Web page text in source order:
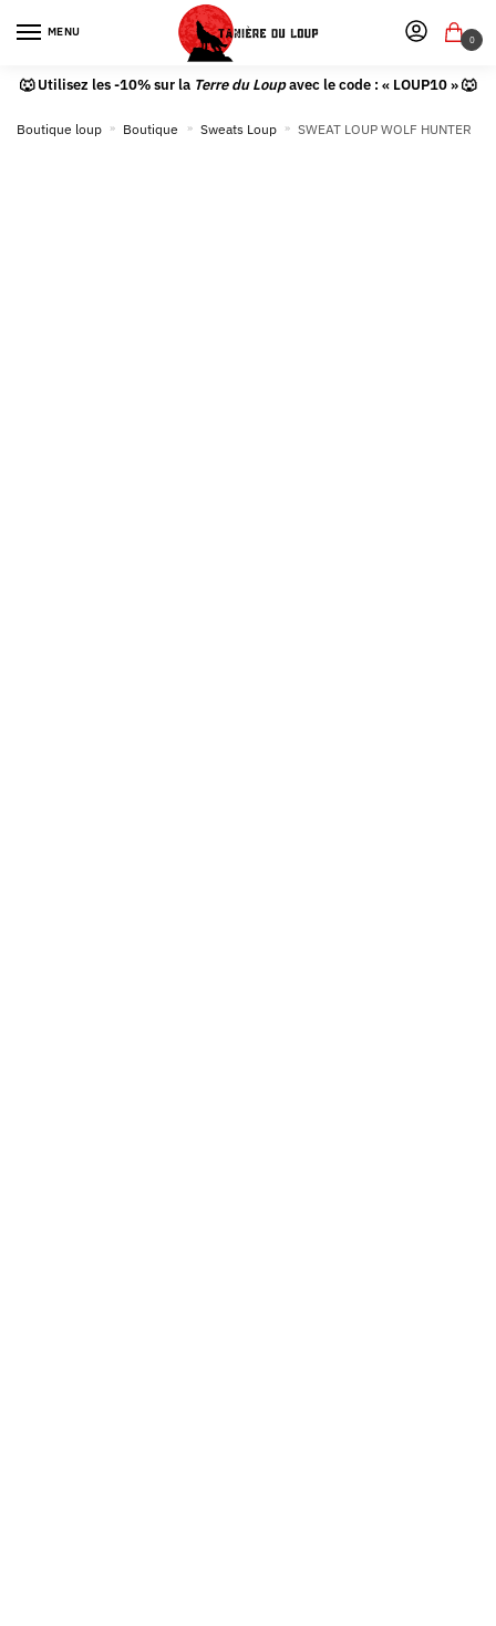
MENU
0
🐺 Utilisez les -10% sur la Terre du Loupavec le code : « LOUP10 » 🐺
Boutique loup » Boutique » Sweats Loup » SWEAT LOUP WOLF HUNTER